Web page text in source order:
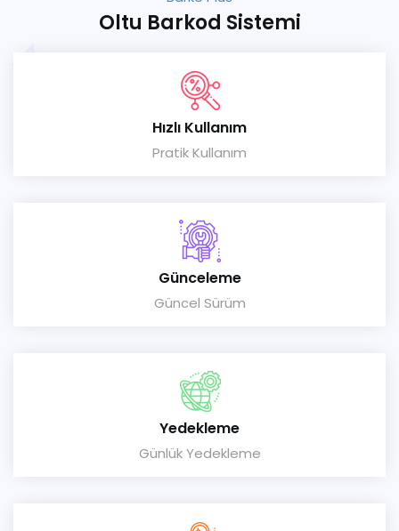
Oltu Barkod Sistemi
Hızlı Kullanım
Pratik Kullanım
Günceleme
Güncel Sürüm
Yedekleme
Günlük Yedekleme